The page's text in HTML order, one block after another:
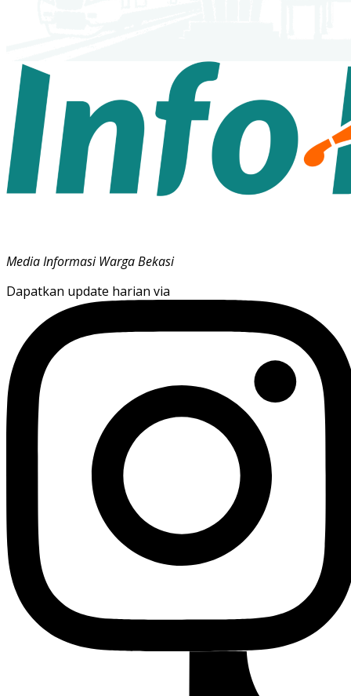
Media Informasi Warga Bekasi
Dapatkan update harian via